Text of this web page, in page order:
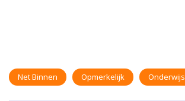
Net Binnen Opmerkelijk Onderwijs